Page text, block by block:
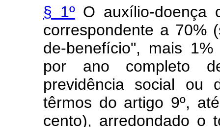
§ 1ºO auxílio-doença
correspondente a 70%
de-benefício", mais
por ano completo
previdência social ou
têrmos do artigo 9º,
cento), arredondado o